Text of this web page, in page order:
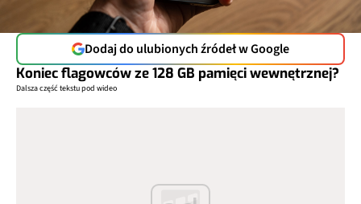
Dodaj do ulubionych źródeł w Google
Koniec flagowców ze 128 GB pamięci wewnętrznej?
Dalsza część tekstu pod wideo